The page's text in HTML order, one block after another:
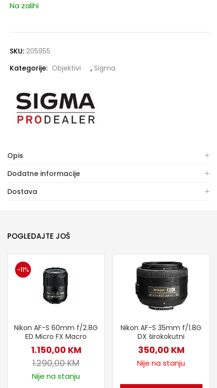
Na zalihi
SKU: 205955
Kategorije: Objektivi , Sigma
Opis
Dodatne informacije
Dostava
POGLEDAJTE JOŠ
-11%
Nikon AF-S 60mm f/2.8G
ED Micro FX Macro
1.150,00 KM
1.290,00KM
Nije na stanju
Nikon AF-S 35mm f/1.8G
DX širokokutni
350,00 KM
Nije na stanju